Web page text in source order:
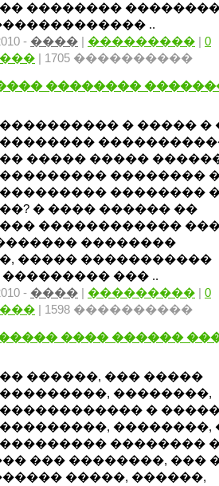
��������
..
- ���� | ��������� | 0
| 1705 ����������
��������
� ����� �
����� �����
��������
��������
� ���� ������ ��
������������
��������
����� �����������
��� ..
- ���� | ��������� | 0
| 1598 ����������
���� ������
������, ��� �����
��������,
�
��������,
��������
��� ��������, ���
�����, ������,